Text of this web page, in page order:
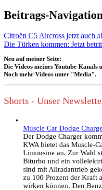
Beitrags-Navigation
Citroën C5 Aircross jetzt auch
Die Türken kommen: Jetzt
Neu auf meiner Seite:
Die Videos meines Youtube-Kanals
Noch mehr Videos unter "Media".
Shorts - Unser
Muscle Car Dodge
Der Dodge Charger
KWA bietet das Muscle-
Limousine an. Zur Wahl
Biturbo und ein
sind mit Allradantrieb
zu 100 Prozent der Kraft
wirken können. Den